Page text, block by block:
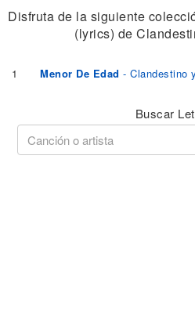
Disfruta de la siguiente
(lyrics) de
1 Menor De Edad - Clandestino
Buscar